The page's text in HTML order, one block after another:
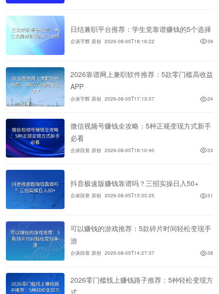
日结兼职平台推荐：学生党靠谱赚钱的5个选择
企谈宇辉 原创 2026-08-05T18:16:22 39
2026靠谱网上兼职软件推荐：5款零门槛高收益
APP
企谈宇辉 原创 2026-08-05T17:13:07 24
微信视频号赚钱全攻略：5种正规变现方式新手
必看
企谈段誉 原创 2026-08-05T16:10:40 33
抖音极速版赚钱靠谱吗？三招实操日入50+
企谈段誉 原创 2026-08-05T15:00:25 31
可以赚钱的游戏推荐：5款碎片时间轻松变现手
游
企谈段誉 原创 2026-08-05T14:27:37 38
2026零门槛线上赚钱路子推荐：5种轻松变现方
式